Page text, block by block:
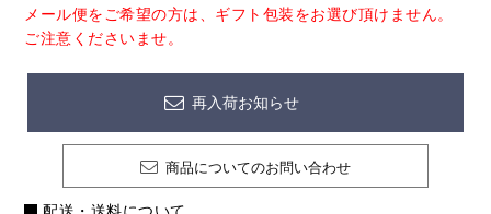
メール便をご希望の方は、ギフト包装をお選び頂けません。
ご注意くださいませ。
再入荷お知らせ
商品についてのお問い合わせ
配送・送料について